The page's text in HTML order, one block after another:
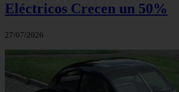
Eléctricos Crecen un 50%
27/07/2026